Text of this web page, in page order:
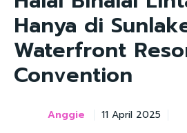
Hanya di
Waterfront
Convention
Anggie 11 April 2025